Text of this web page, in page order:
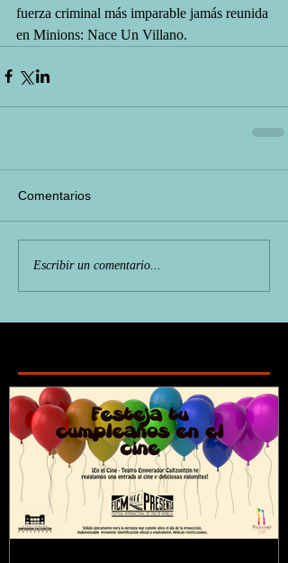
fuerza criminal más imparable jamás reunida
en Minions: Nace Un Villano.
Comentarios
Escribir un comentario...